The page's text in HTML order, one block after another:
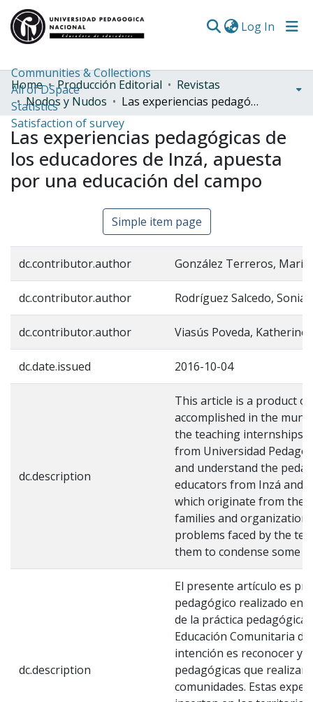
Log In
Communities & Collections
All of DSpace
Statistics
Satisfaction of survey
Home Producción Editorial
Revistas
Nodos y Nudos
Las experiencias pedagógicas de los educadores de Inzá, apuesta por una educación del campo
Las experiencias pedagógicas de
los educadores de Inzá, apuesta
por una educación del campo
Simple item page
dc.contributor.author González Terreros, María
dc.contributor.author Rodríguez Salcedo, Sonia
dc.contributor.author Viasús Poveda, Katherine
dc.date.issued 2016-10-04
dc.description
This article is a product
accomplished in the
the teaching internships
from Universidad
and understand the
educators from Inzá and
which originate from the
families and
problems faced by the
them to condense some
dc.description
El presente artículo es
pedagógico realizado en
de la práctica
Educación Comunitaria
intención es reconocer y
pedagógicas que
comunidades. Estas